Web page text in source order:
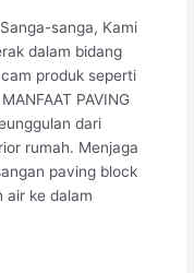
sanga, Kami
dalam bidang
produk seperti
PAVING
dari
rumah. Menjaga
paving block
air ke dalam